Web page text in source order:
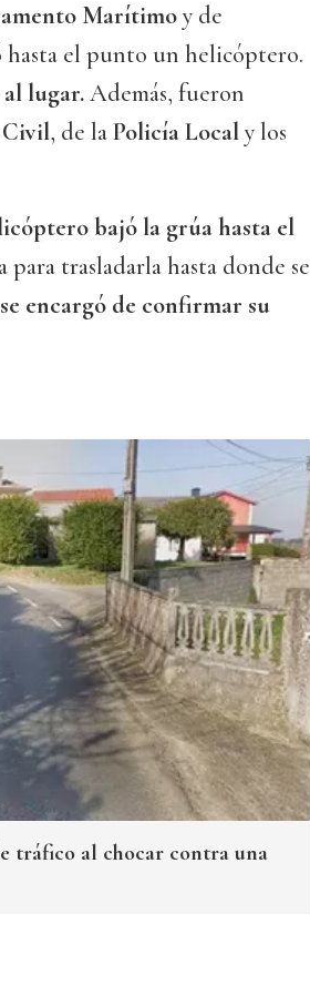
Marítimoy de
hasta el punto un helicóptero.
lugar.Además, fueron
, de laPolicía Localy los
bajó la grúa hasta el
trasladarla hasta donde se
se encargó de confirmar su
tráfico al chocar contra una